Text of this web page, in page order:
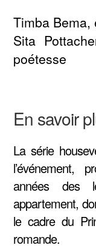
Timba Bema,
Sita
poétesse
En savoir
La série
l’événement,
années des
appartement,
le cadre du
romande.